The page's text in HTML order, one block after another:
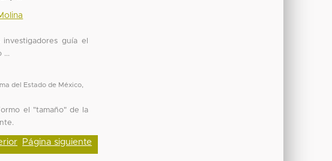
guía el
...
del Estado de México
el "tamaño" de la
Página siguiente